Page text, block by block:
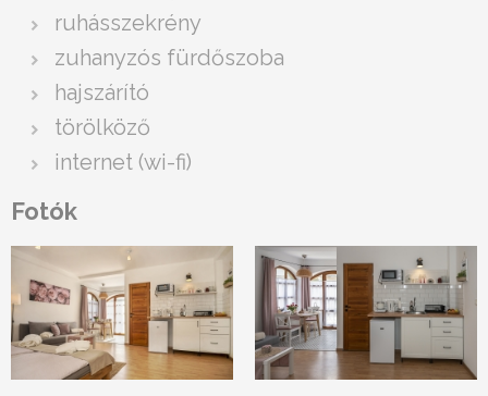
ruhásszekrény
zuhanyzós fürdőszoba
hajszárító
törölköző
internet (wi-fi)
Fotók